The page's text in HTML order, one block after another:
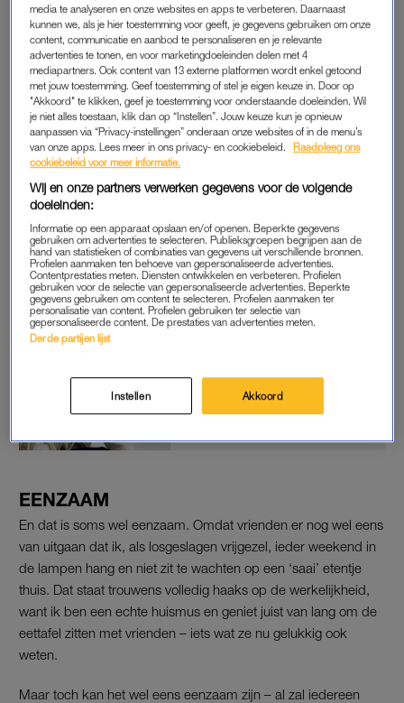
bevriend zou kunnen raken. Uiteindelijk was ik altijd degene
die na drie weken stampvoetend weer mee naar huis ging,
want op dag twee had ik al vriendschappen voor het leven
gesloten.
Dat raak je op latere leeftijd toch een beetje kwijt – en dat kan
ik soms best jammer vinden. Begrijp me niet verkeerd; ik heb
hele lieve vrienden om me heen en voel me daarin absoluut
gezegend, maar iedereen gaat toch zijn eigen weg. De één
krijgt kinderen en wordt opgeslokt door het gezinsleven, de
ander verhuist naar een dorp of stad waar het betaalbaarder
is. En ik blijf in Amsterdam alslast woman standingvan mijn
groep, vrijgezel én met kat. Meer cliché dan dat krijg je het
nauwelijks.
January, drinken de overige elf
maanden iedereen eruit'
EENZAAM
En dat is soms wel eenzaam. Omdat vrienden er nog wel eens
van uitgaan dat ik, als losgeslagen vrijgezel, ieder weekend in
de lampen hang en niet zit te wachten op een ‘saai’ etentje
thuis. Dat staat trouwens volledig haaks op de werkelijkheid,
want ik ben een echte huismus en geniet juist van lang om de
eettafel zitten met vrienden – iets wat ze nu gelukkig ook
weten.
Maar toch kan het wel eens eenzaam zijn – al zal iedereen
media te analyseren en onze websites en apps te verbeteren. Daarnaast
kunnen we, als je hier toestemming voor geeft, je gegevens gebruiken om onze
content, communicatie en aanbod te personaliseren en je relevante
advertenties te tonen, en voor marketingdoeleinden delen met 4
mediapartners. Ook content van 13 externe platformen wordt enkel getoond
met jouw toestemming. Geef toestemming of stel je eigen keuze in. Door op
"Akkoord" te klikken, geef je toestemming voor onderstaande doeleinden. Wil
je niet alles toestaan, klik dan op “Instellen”. Jouw keuze kun je opnieuw
aanpassen via “Privacy-instellingen” onderaan onze websites of in de menu’s
van onze apps. Lees meer in ons privacy- en cookiebeleid.
Raadpleeg ons
cookiebeleid voor meer informatie.
Wij en onze partners verwerken gegevens voor de volgende
doeleinden:
Informatie op een apparaat opslaan en/of openen. Beperkte gegevens
gebruiken om advertenties te selecteren. Publieksgroepen begrijpen aan de
hand van statistieken of combinaties van gegevens uit verschillende bronnen.
Profielen aanmaken ten behoeve van gepersonaliseerde advertenties.
Contentprestaties meten. Diensten ontwikkelen en verbeteren. Profielen
gebruiken voor de selectie van gepersonaliseerde advertenties. Beperkte
gegevens gebruiken om content te selecteren. Profielen aanmaken ter
personalisatie van content. Profielen gebruiken ter selectie van
gepersonaliseerde content. De prestaties van advertenties meten.
Derde partijen lijst
Instellen Akkoord